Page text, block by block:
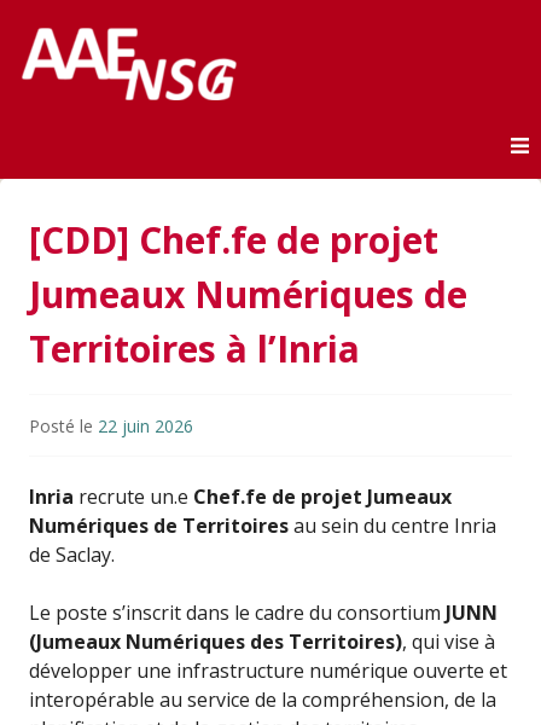
AAE-ENSG
[CDD] Chef.fe de projet
Jumeaux Numériques de
Territoires à l’Inria
Posté le 22 juin 2026
Inria recrute un.e Chef.fe de projet Jumeaux
Numériques de Territoiresau sein du centre Inria
de Saclay.
Le poste s’inscrit dans le cadre du consortium JUNN
(Jumeaux Numériques des Territoires), qui vise à
développer une infrastructure numérique ouverte et
interopérable au service de la compréhension, de la